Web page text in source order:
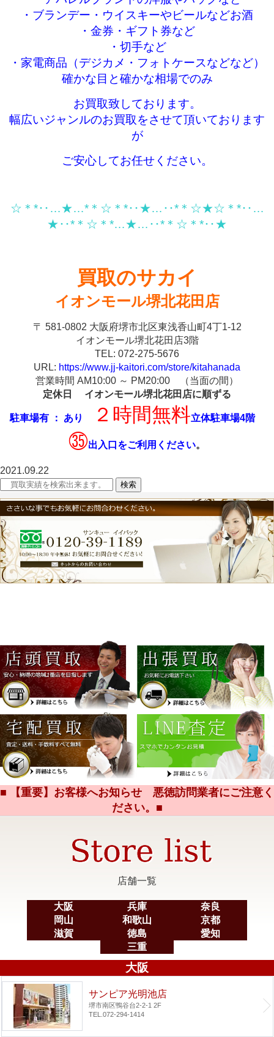
・ブランデー・ウイスキーやビールなどお酒
・金券・ギフト券など
・切手など
・家電商品（デジカメ・フォトケースなどなど）
確かな目と確かな相場でのみ
お買取致しております。
幅広いジャンルのお買取をさせて頂いております
が
ご安心してお任せください。
☆＊*‥…★…*＊☆＊*‥★…‥*＊☆★☆＊*‥…
★‥*＊☆＊*…★…‥*＊☆＊*‥★
買取のサカイ
イオンモール堺北花田店
〒 581-0802 大阪府堺市北区東浅香山町4丁1-12
イオンモール堺北花田店3階
TEL: 072-275-5676
URL: https://www.jj-kaitori.com/store/kitahanada
営業時間 AM10:00 ～ PM20:00 （当面の間）
定休日 イオンモール堺北花田店に順ずる
駐車場有 ： あり ２時間無料立体駐車場4階
㉟出入口をご利用ください。
2021.09.22
■ 【重要】お客様へお知らせ 悪徳訪問業者にご注意く
ださい。■
店舗一覧
大阪 兵庫
奈良
岡山
和歌山
京都
滋賀
徳島
愛知
三重
大阪
サンピア光明池店
堺市南区鴨谷台2-2-1 2F
TEL.072-294-1414